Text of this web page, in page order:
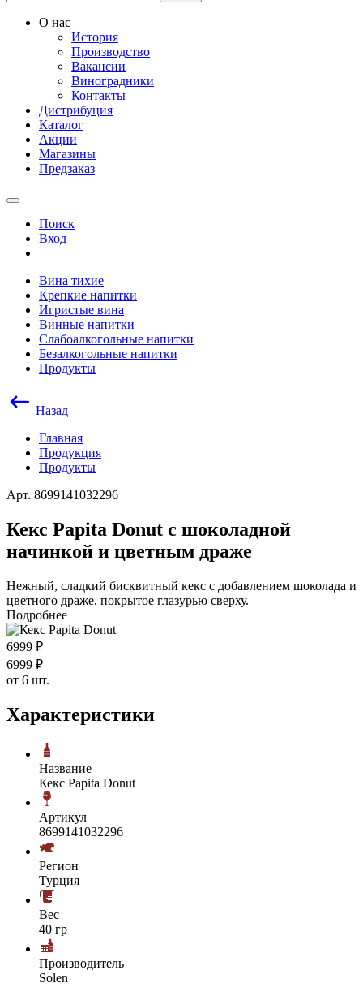
О нас
История
Производство
Вакансии
Виноградники
Контакты
Дистрибуция
Каталог
Акции
Магазины
Предзаказ
Поиск
Вход
Вина тихие
Крепкие напитки
Игристые вина
Винные напитки
Слабоалкогольные напитки
Безалкогольные напитки
Продукты
Назад
Главная
Продукция
Продукты
Арт. 8699141032296
Кекс Papita Donut с шоколадной
начинкой и цветным драже
Нежный, сладкий бисквитный кекс с добавлением шоколада и
цветного драже, покрытое глазурью сверху.
Подробнее
6999 ₽
6999 ₽
от 6 шт.
Характеристики
Название
Кекс Papita Donut
Артикул
8699141032296
Регион
Турция
Вес
40 гр
Производитель
Solen